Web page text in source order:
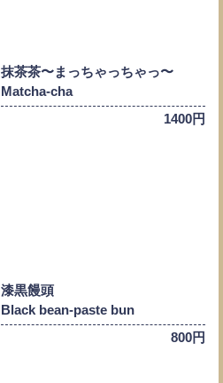
抹茶茶〜まっちゃっちゃっ〜
Matcha-cha
1400円
漆黒饅頭
Black bean-paste bun
800円